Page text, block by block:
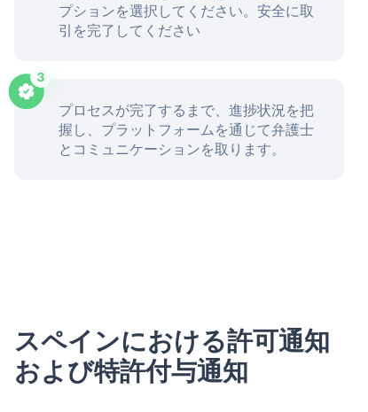
プションを選択してください。安全に取
引を完了してください
プロセスが完了するまで、進捗状況を把
握し、プラットフォームを通じて弁護士
とコミュニケーションを取ります。
スペインにおける許可通知
および特許付与通知